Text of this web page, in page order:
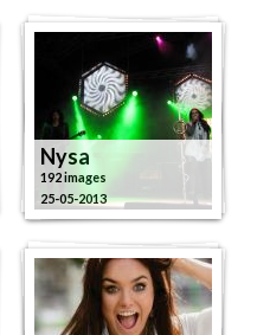
Nysa
192 images
25-05-2013